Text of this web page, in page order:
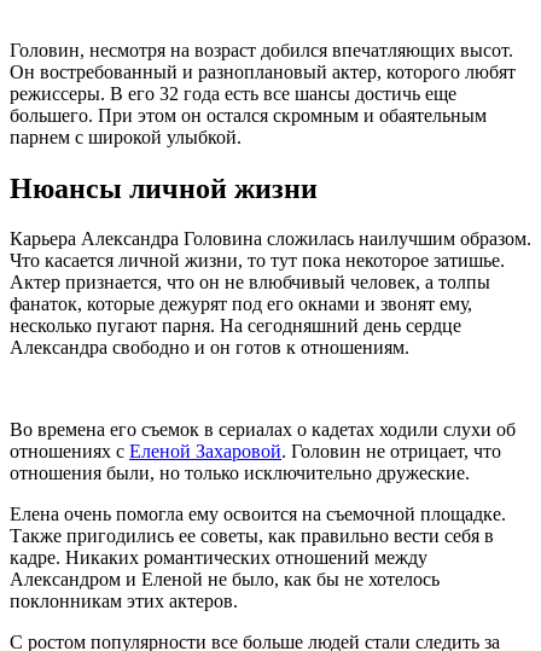
Головин, несмотря на возраст добился впечатляющих высот.
Он востребованный и разноплановый актер, которого любят
режиссеры. В его 32 года есть все шансы достичь еще
большего. При этом он остался скромным и обаятельным
парнем с широкой улыбкой.
​Нюансы личной жизни
Карьера Александра Головина сложилась наилучшим образом.
Что касается личной жизни, то тут пока некоторое затишье.
Актер признается, что он не влюбчивый человек, а толпы
фанаток, которые дежурят под его окнами и звонят ему,
несколько пугают парня. На сегодняшний день сердце
Александра свободно и он готов к отношениям.
Во времена его съемок в сериалах о кадетах ходили слухи об
отношениях с Еленой Захаровой. Головин не отрицает, что
отношения были, но только исключительно дружеские.
Елена очень помогла ему освоится на съемочной площадке.
Также пригодились ее советы, как правильно вести себя в
кадре. Никаких романтических отношений между
Александром и Еленой не было, как бы не хотелось
поклонникам этих актеров.
С ростом популярности все больше людей стали следить за